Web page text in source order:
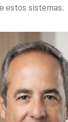
estos sistemas.